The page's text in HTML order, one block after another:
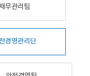
재무관리팀
경영관리단